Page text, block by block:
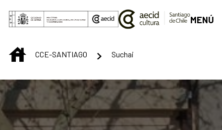
Saut au contenu principal
MENÚ
INICIOCCE-SANTIAGO Suchai